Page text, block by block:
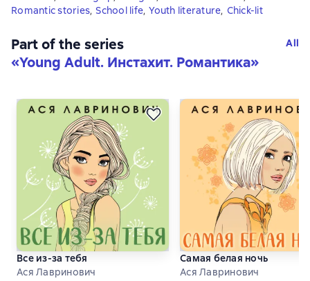
Romantic stories, School life, Youth literature, Сhick-lit
Part of the series
«Young Adult. Инстахит. Романтика»
All
Все из-за тебя
Ася Лавринович
Самая белая ночь
Ася Лавринович